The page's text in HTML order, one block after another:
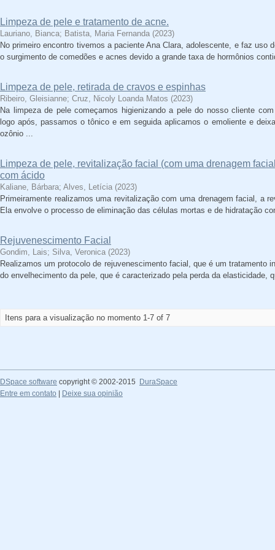
Limpeza de pele e tratamento de acne.
Lauriano, Bianca; Batista, Maria Fernanda (2023)
No primeiro encontro tivemos a paciente Ana Clara, adolescente, e faz uso
o surgimento de comedões e acnes devido a grande taxa de hormônios
Limpeza de pele, retirada de cravos e espinhas
Ribeiro, Gleisianne; Cruz, Nicoly Loanda Matos (2023)
Na limpeza de pele começamos higienizando a pele do nosso cliente
logo após, passamos o tônico e em seguida aplicamos o emoliente e
ozônio ...
Limpeza de pele, revitalização facial (com uma drenagem
com ácido
Kaliane, Bárbara; Alves, Letícia (2023)
Primeiramente realizamos uma revitalização com uma drenagem facial, a
Ela envolve o processo de eliminação das células mortas e de hidratação
Rejuvenescimento Facial
Gondim, Lais; Silva, Veronica (2023)
Realizamos um protocolo de rejuvenescimento facial, que é um tratamento
do envelhecimento da pele, que é caracterizado pela perda da elasticidade,
Itens para a visualização no momento 1-7 of 7
DSpace software copyright © 2002-2015
DuraSpace
Entre em contato
Deixe sua opinião